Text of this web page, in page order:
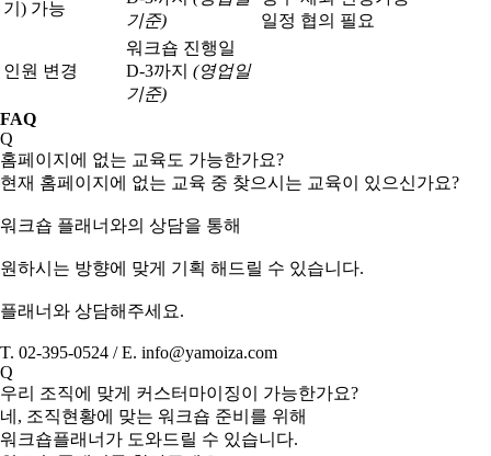
기) 가능
기준)
일정 협의 필요
인원 변경
워크숍 진행일
D-3까지 (영업일
기준)
FAQ
Q
홈페이지에 없는 교육도 가능한가요?
현재 홈페이지에 없는 교육 중 찾으시는 교육이 있으신가요?
워크숍 플래너와의 상담을 통해
원하시는 방향에 맞게 기획 해드릴 수 있습니다.
플래너와 상담해주세요.
T. 02-395-0524 / E. info@yamoiza.com
Q
우리 조직에 맞게 커스터마이징이 가능한가요?
네, 조직현황에 맞는 워크숍 준비를 위해
워크숍플래너가 도와드릴 수 있습니다.